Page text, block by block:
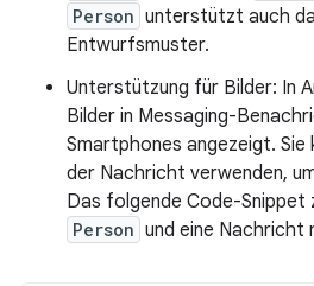
Person unterstützt auch
Entwurfsmuster.
Unterstützung für Bilder: In
Bilder in Messaging-
Smartphones angezeigt. Sie
der Nachricht verwenden,
Das folgende Code-Snippet
Person und eine Nachricht